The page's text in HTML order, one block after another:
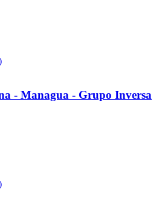
- Managua - Grupo Inversa